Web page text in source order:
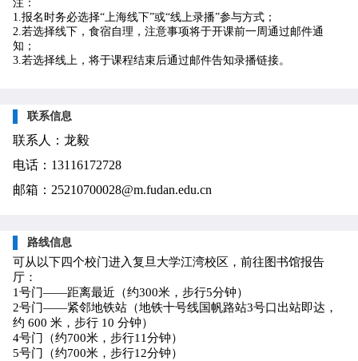
注：
1.报名时务必选择“上海线下”或“线上录播”参与方式；
2.若选择线下，食宿自理，注意事项将于开课前一周通过邮件通
知；
3.若选择线上，将于课程结束后通过邮件告知录播链接。
联系信息
联系人：龙毅
电话：13116172728
邮箱：25210700028@m.fudan.edu.cn
路线信息
可从以下四个校门进入复旦大学江湾校区，前往图书馆报告
厅：
1号门——距离最近（约300米，步行5分钟）
2号门——紧邻地铁站（地铁十号线国帆路站3号口出站即达，
约 600 米，步行 10 分钟）
4号门（约700米，步行11分钟）
5号门（约700米，步行12分钟）